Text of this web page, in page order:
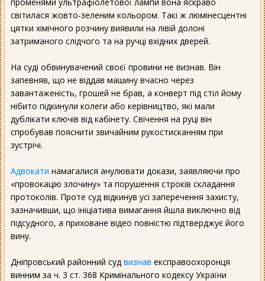
світилася жовто-зеленим кольором. Такі ж люмінесцентні
цятки хімічного розчину виявили на лівій долоні
затриманого слідчого та на ручці вхідних дверей.
На суді обвинувачений своєї провини не визнав. Він
запевняв, що не віддав машину вчасно через
завантаженість, грошей не брав, а конверт під стіл йому
нібито підкинули колеги або керівництво, які мали
дублікати ключів від кабінету. Свічення на руці він
спробував пояснити звичайним рукостисканням при
зустрічі.
Адвокати намагалися анулювати докази, заявляючи про
«провокацію злочину» та порушення строків складання
протоколів. Проте суд відкинув усі заперечення захисту,
зазначивши, що ініціатива вимагання йшла виключно від
підсудного, а приховане відео повністю підтверджує його
вину.
Дніпровський районний суд визнав експравоохоронця
винним за ч. 3 ст. 368 Кримінального кодексу України